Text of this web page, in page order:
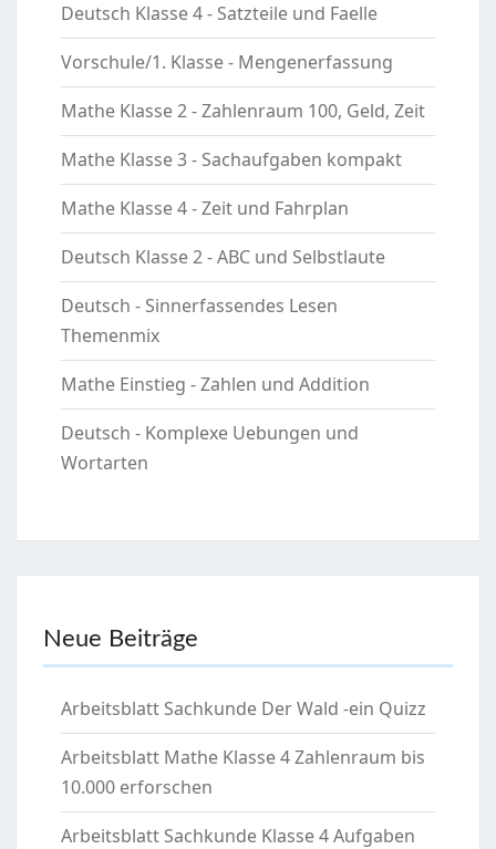
Deutsch Klasse 4 - Satzteile und Faelle
Vorschule/1. Klasse - Mengenerfassung
Mathe Klasse 2 - Zahlenraum 100, Geld, Zeit
Mathe Klasse 3 - Sachaufgaben kompakt
Mathe Klasse 4 - Zeit und Fahrplan
Deutsch Klasse 2 - ABC und Selbstlaute
Deutsch - Sinnerfassendes Lesen
Themenmix
Mathe Einstieg - Zahlen und Addition
Deutsch - Komplexe Uebungen und
Wortarten
Neue Beiträge
Arbeitsblatt Sachkunde Der Wald -ein Quizz
Arbeitsblatt Mathe Klasse 4 Zahlenraum bis
10.000 erforschen
Arbeitsblatt Sachkunde Klasse 4 Aufgaben